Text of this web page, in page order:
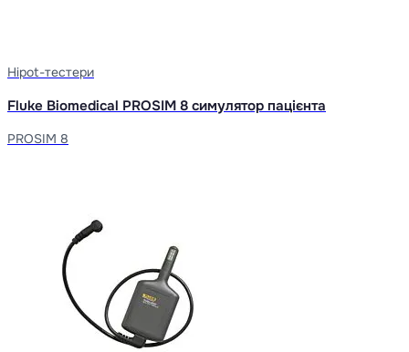
Hipot-тестери
Fluke Biomedical PROSIM 8 симулятор пацієнта
PROSIM 8